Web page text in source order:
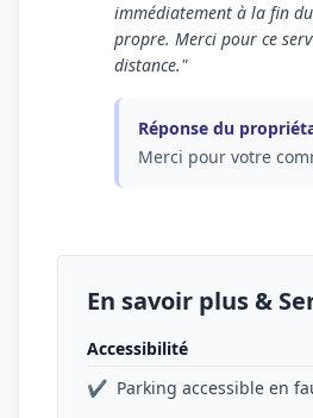
immédiatement à la fin
propre. Merci pour ce
distance."
Réponse du
Merci pour votre
En savoir plus &
Accessibilité
✔ Parking accessible en